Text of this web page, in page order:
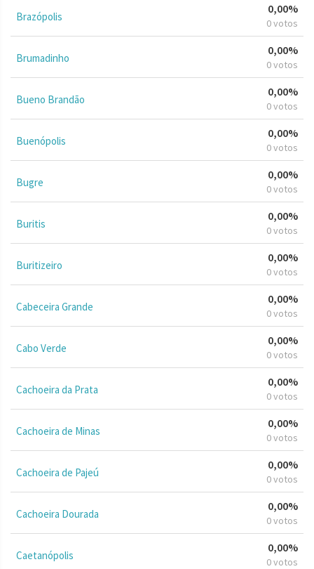
Brazópolis
0,00%
0 votos
Brumadinho
0,00%
0 votos
Bueno Brandão
0,00%
0 votos
Buenópolis
0,00%
0 votos
Bugre
0,00%
0 votos
Buritis
0,00%
0 votos
Buritizeiro
0,00%
0 votos
Cabeceira Grande
0,00%
0 votos
Cabo Verde
0,00%
0 votos
Cachoeira da Prata
0,00%
0 votos
Cachoeira de Minas
0,00%
0 votos
Cachoeira de Pajeú
0,00%
0 votos
Cachoeira Dourada
0,00%
0 votos
Caetanópolis
0,00%
0 votos